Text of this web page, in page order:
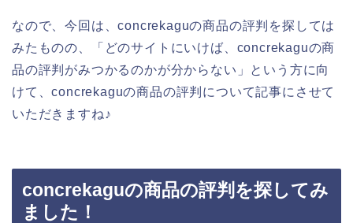
なので、今回は、concrekaguの商品の評判を探しては
みたものの、「どのサイトにいけば、concrekaguの商
品の評判がみつかるのかが分からない」という方に向
けて、concrekaguの商品の評判について記事にさせて
いただきますね♪
concrekaguの商品の評判を探してみ
ました！